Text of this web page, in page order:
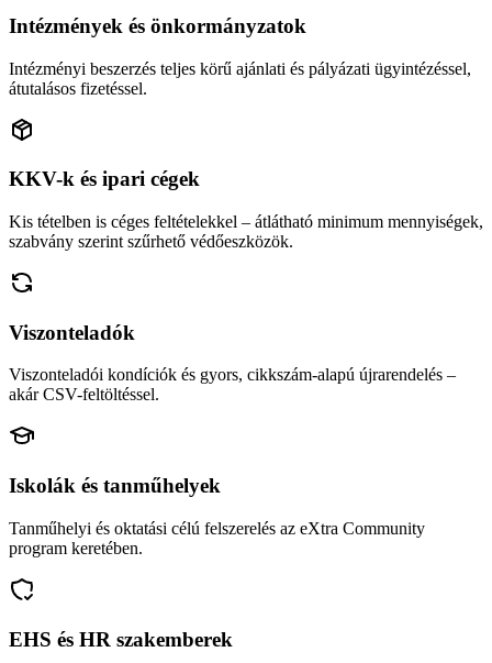
Intézmények és önkormányzatok
Intézményi beszerzés teljes körű ajánlati és pályázati ügyintézéssel,
átutalásos fizetéssel.
KKV-k és ipari cégek
Kis tételben is céges feltételekkel – átlátható minimum mennyiségek,
szabvány szerint szűrhető védőeszközök.
Viszonteladók
Viszonteladói kondíciók és gyors, cikkszám-alapú újrarendelés –
akár CSV-feltöltéssel.
Iskolák és tanműhelyek
Tanműhelyi és oktatási célú felszerelés az eXtra Community
program keretében.
EHS és HR szakemberek